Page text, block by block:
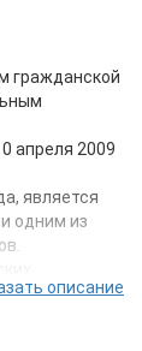
гражданской
апреля 2009
является
одним из
ассоциацию
описание